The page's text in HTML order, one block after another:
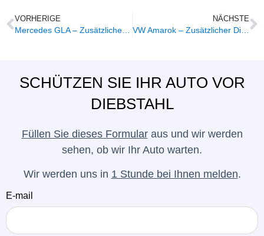
VORHERIGE NÄCHSTE
VW Amarok – Zusätzlicher Diebstahlschutz
SCHÜTZEN SIE IHR AUTO VOR
DIEBSTAHL
Füllen Sie dieses Formularaus und wir werden
sehen, ob wir Ihr Auto warten.
Wir werden uns in 1 Stunde bei Ihnen melden.
E-mail